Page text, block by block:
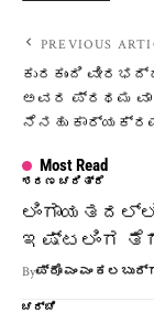
PREVIOUS
ಕುರಕುಂದಿ
ಅವರ ಪ್ರಥಮ
ನೆನಹು
Most Read
ಶರಣ ಚರಿತ್ರೆ
ಇಷ್ಟಲಿಂಗ
Byಪ್ರೊ ಎಂ ಎಂ
ಚರ್ಚೆ